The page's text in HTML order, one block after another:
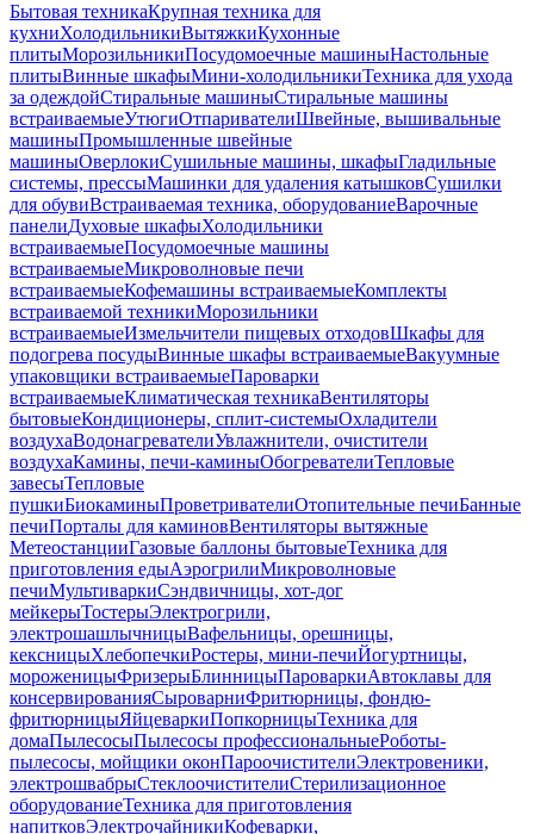
Бытовая техникаКрупная техника для
кухниХолодильникиВытяжкиКухонные
плитыМорозильникиПосудомоечные машиныНастольные
плитыВинные шкафыМини-холодильникиТехника для ухода
за одеждойСтиральные машиныСтиральные машины
встраиваемыеУтюгиОтпаривателиШвейные, вышивальные
машиныПромышленные швейные
машиныОверлокиСушильные машины, шкафыГладильные
системы, прессыМашинки для удаления катышковСушилки
для обувиВстраиваемая техника, оборудованиеВарочные
панелиДуховые шкафыХолодильники
встраиваемыеПосудомоечные машины
встраиваемыеМикроволновые печи
встраиваемыеКофемашины встраиваемыеКомплекты
встраиваемой техникиМорозильники
встраиваемыеИзмельчители пищевых отходовШкафы для
подогрева посудыВинные шкафы встраиваемыеВакуумные
упаковщики встраиваемыеПароварки
встраиваемыеКлиматическая техникаВентиляторы
бытовыеКондиционеры, сплит-системыОхладители
воздухаВодонагревателиУвлажнители, очистители
воздухаКамины, печи-каминыОбогревателиТепловые
завесыТепловые
пушкиБиокаминыПроветривателиОтопительные печиБанные
печиПорталы для каминовВентиляторы вытяжные
МетеостанцииГазовые баллоны бытовыеТехника для
приготовления едыАэрогрилиМикроволновые
печиМультиваркиСэндвичницы, хот-дог
мейкерыТостерыЭлектрогрили,
электрошашлычницыВафельницы, орешницы,
кексницыХлебопечкиРостеры, мини-печиЙогуртницы,
мороженицыФризерыБлинницыПароваркиАвтоклавы для
консервированияСыроварниФритюрницы, фондю-
фритюрницыЯйцеваркиПопкорницыТехника для
домаПылесосыПылесосы профессиональныеРоботы-
пылесосы, мойщики оконПароочистителиЭлектровеники,
электрошвабрыСтеклоочистителиСтерилизационное
оборудованиеТехника для приготовления
напитковЭлектрочайникиКофеварки,